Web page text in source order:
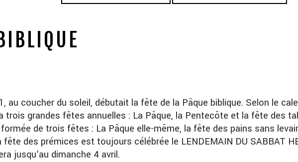
au coucher du soleil, débutait la fête de la Pâque biblique. Selon le
trois grandes fêtes annuelles : La Pâque, la Pentecôte et la fête des
de trois fêtes : La Pâque elle-même, la fête des pains sans
fête des prémices est toujours célébrée le LENDEMAIN DU SABBAT
jusqu’au dimanche 4 avril.